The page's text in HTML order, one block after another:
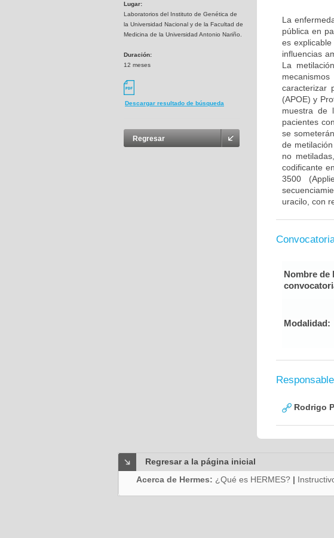
Lugar:
Laboratorios del Instituto de Genética de
la Universidad Nacional y de la Facultad de
Medicina de la Universidad Antonio Nariño.
Duración:
12 meses
Descargar resultado de búsqueda
Regresar
La
pública en
es
influencias
La
caracterizar
(APOE) y
muestra de
pacientes
se
de
no
codificante
3500
uracilo, con
Nombre de
Modalidad:
Responsable
Rodrigo
Regresar a la página inicial
Acerca de Hermes: ¿Qué es HERMES? |